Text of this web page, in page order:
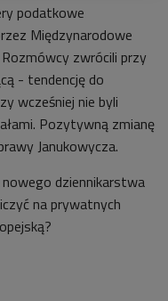
podatkowe
Międzynarodowe
zwrócili przy
- tendencję do
wcześniej nie byli
Pozytywną zmianę
Janukowycza.
dziennikarstwa
na prywatnych